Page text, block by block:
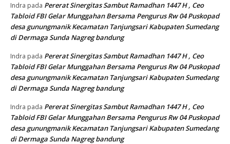
Indra pada Pererat Sinergitas Sambut Ramadhan 1447 H , Ceo
Tabloid FBI Gelar Munggahan Bersama Pengurus Rw 04 Puskopad
desa gunungmanik Kecamatan Tanjungsari Kabupaten Sumedang
di Dermaga Sunda Nagreg bandung
Indra pada Pererat Sinergitas Sambut Ramadhan 1447 H , Ceo
Tabloid FBI Gelar Munggahan Bersama Pengurus Rw 04 Puskopad
desa gunungmanik Kecamatan Tanjungsari Kabupaten Sumedang
di Dermaga Sunda Nagreg bandung
Indra pada Pererat Sinergitas Sambut Ramadhan 1447 H , Ceo
Tabloid FBI Gelar Munggahan Bersama Pengurus Rw 04 Puskopad
desa gunungmanik Kecamatan Tanjungsari Kabupaten Sumedang
di Dermaga Sunda Nagreg bandung